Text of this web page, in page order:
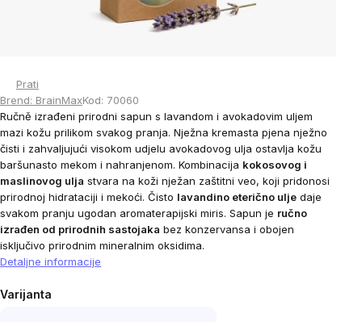
Prati
Brend: BrainMaxKod: 70060
Ručně izrađeni prirodni sapun s lavandom i avokadovim uljem
mazi kožu prilikom svakog pranja. Nježna kremasta pjena nježno
čisti i zahvaljujući visokom udjelu avokadovog ulja ostavlja kožu
baršunasto mekom i nahranjenom. Kombinacija kokosovog i
maslinovog ulja stvara na koži nježan zaštitni veo, koji pridonosi
prirodnoj hidrataciji i mekoći. Čisto lavandino eterično ulje daje
svakom pranju ugodan aromaterapijski miris. Sapun je ručno
izrađen od prirodnih sastojaka bez konzervansa i obojen
isključivo prirodnim mineralnim oksidima.
Detaljne informacije
Varijanta